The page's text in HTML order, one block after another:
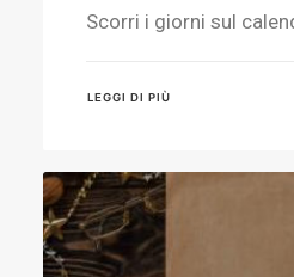
Scorri i giorni sul
LEGGI DI PIÙ